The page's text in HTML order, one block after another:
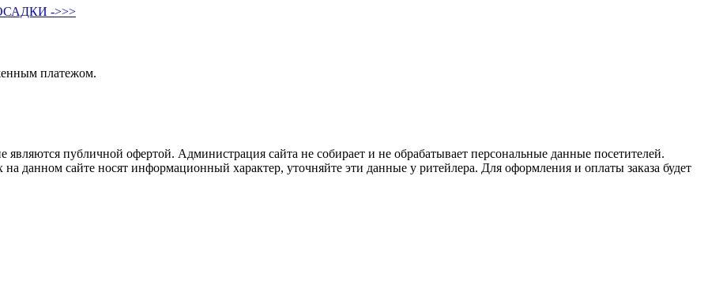
->>>
платежом.
публичной офертой. Администрация сайта не собирает и не обрабатывает персональные данные посетителей.
данном сайте носят информационный характер, уточняйте эти данные у ритейлера. Для оформления и оплаты заказа будет